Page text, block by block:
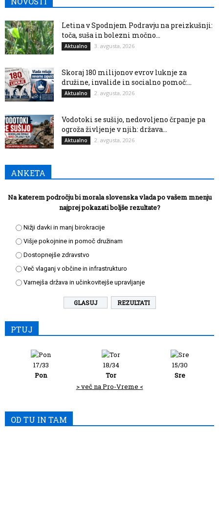
Letina v Spodnjem Podravju na preizkušnji:
toča, suša in bolezni močno...
Aktualno 3. avgusta, 2026
Skoraj 180 milijonov evrov luknje za
družine, invalide in socialno pomoč:...
Aktualno 2. avgusta, 2026
Vodotoki se sušijo, nedovoljeno črpanje pa
ogroža življenje v njih: država...
Aktualno 2. avgusta, 2026
ANKETA
Na katerem področju bi morala slovenska vlada po vašem mnenju
najprej pokazati boljše rezultate?
Nižji davki in manj birokracije
Višje pokojnine in pomoč družinam
Dostopnejše zdravstvo
Več vlaganj v občine in infrastrukturo
Varnejša država in učinkovitejše upravljanje
REZULTATI
PTUJ
17/33
Pon
18/34
Tor
15/30
Sre
> več na Pro-Vreme <
OD TU IN TAM